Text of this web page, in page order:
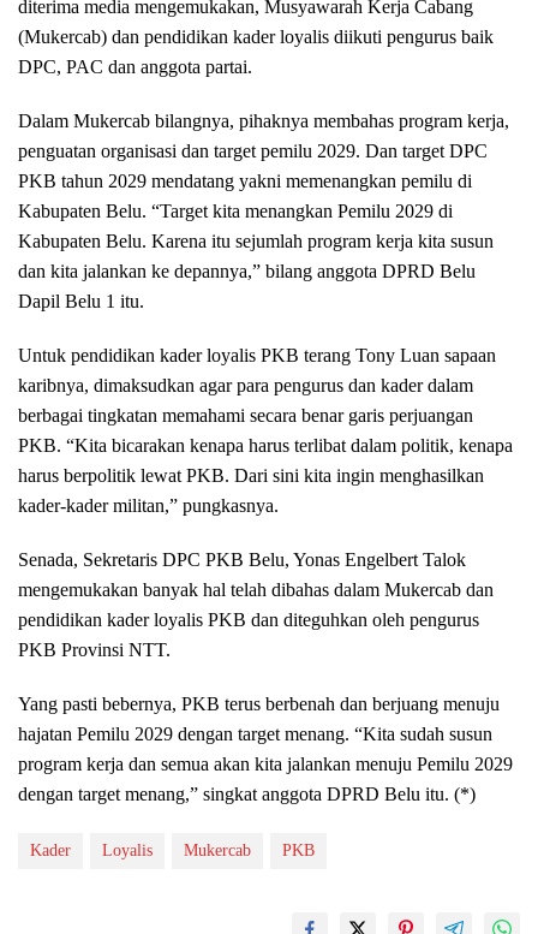
diterima media mengemukakan, Musyawarah Kerja Cabang
(Mukercab) dan pendidikan kader loyalis diikuti pengurus baik
DPC, PAC dan anggota partai.
Dalam Mukercab bilangnya, pihaknya membahas program kerja,
penguatan organisasi dan target pemilu 2029. Dan target DPC
PKB tahun 2029 mendatang yakni memenangkan pemilu di
Kabupaten Belu. “Target kita menangkan Pemilu 2029 di
Kabupaten Belu. Karena itu sejumlah program kerja kita susun
dan kita jalankan ke depannya,” bilang anggota DPRD Belu
Dapil Belu 1 itu.
Untuk pendidikan kader loyalis PKB terang Tony Luan sapaan
karibnya, dimaksudkan agar para pengurus dan kader dalam
berbagai tingkatan memahami secara benar garis perjuangan
PKB. “Kita bicarakan kenapa harus terlibat dalam politik, kenapa
harus berpolitik lewat PKB. Dari sini kita ingin menghasilkan
kader-kader militan,” pungkasnya.
Senada, Sekretaris DPC PKB Belu, Yonas Engelbert Talok
mengemukakan banyak hal telah dibahas dalam Mukercab dan
pendidikan kader loyalis PKB dan diteguhkan oleh pengurus
PKB Provinsi NTT.
Yang pasti bebernya, PKB terus berbenah dan berjuang menuju
hajatan Pemilu 2029 dengan target menang. “Kita sudah susun
program kerja dan semua akan kita jalankan menuju Pemilu 2029
dengan target menang,” singkat anggota DPRD Belu itu. (*)
Kader Loyalis Mukercab PKB